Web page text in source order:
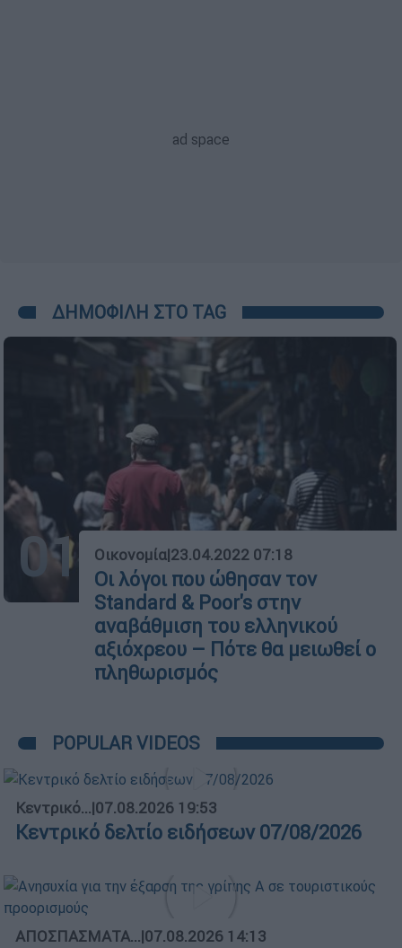
ΔΗΜΟΦΙΛΗ ΣΤΟ TAG
01 Οικονομία|23.04.2022 07:18
Οι λόγοι που ώθησαν τον
Standard & Poor's στην
αναβάθμιση του ελληνικού
αξιόχρεου – Πότε θα μειωθεί ο
πληθωρισμός
POPULAR VIDEOS
Κεντρικό...|07.08.2026 19:53
Κεντρικό δελτίο ειδήσεων 07/08/2026
ΑΠΟΣΠΑΣΜΑΤΑ...|07.08.2026 14:13